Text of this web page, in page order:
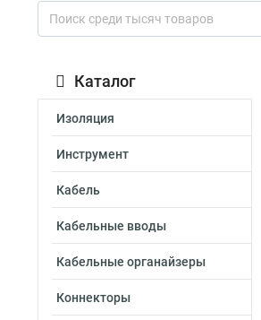
Каталог
Изоляция
Инструмент
Кабель
Кабельные вводы
Кабельные органайзеры
Коннекторы